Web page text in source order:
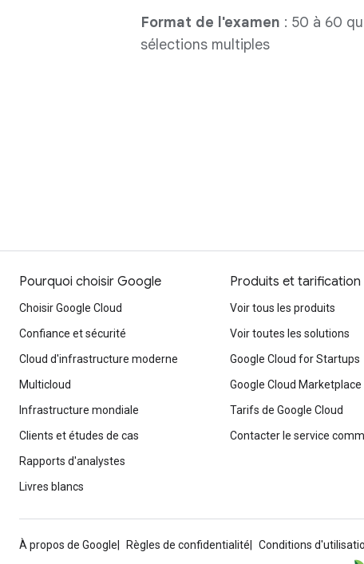
Format de l'examen : 50 à 60
sélections multiples
Pourquoi choisir Google
Choisir Google Cloud
Confiance et sécurité
Cloud d'infrastructure moderne
Multicloud
Infrastructure mondiale
Clients et études de cas
Rapports d'analystes
Livres blancs
Produits et tarification
Voir tous les produits
Voir toutes les solutions
Google Cloud for Startups
Google Cloud Marketplace
Tarifs de Google Cloud
Contacter le service
À propos de Google Règles de confidentialité Conditions